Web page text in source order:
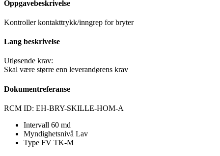
Oppgavebeskrivelse
Kontroller kontakttrykk/inngrep for bryter
Lang beskrivelse
Utløsende krav:
Skal være større enn leverandørens krav
Dokumentreferanse
RCM ID: EH-BRY-SKILLE-HOM-A
Intervall 60 md
Myndighetsnivå Lav
Type FV TK-M